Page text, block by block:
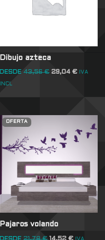
Dibujo azteca
DESDE 43,56€ 29,04€ IVA
INCL
OFERTA
Pajaros volando
IVA